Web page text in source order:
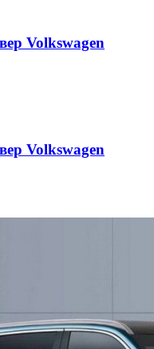
Volkswagen
Volkswagen